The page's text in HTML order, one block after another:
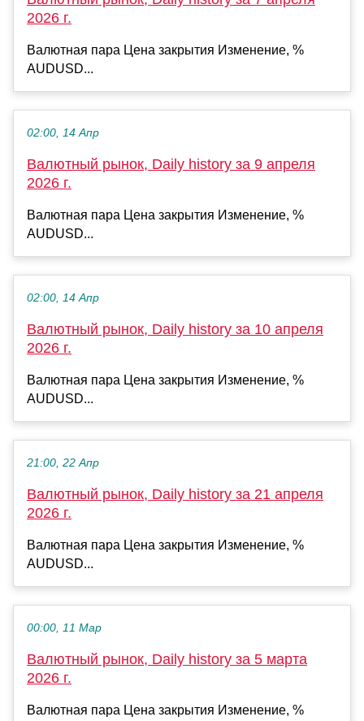
2026 г.
Валютная пара Цена закрытия Изменение, %
AUDUSD...
02:00, 14 Апр
Валютный рынок, Daily history за 9 апреля
2026 г.
Валютная пара Цена закрытия Изменение, %
AUDUSD...
02:00, 14 Апр
Валютный рынок, Daily history за 10 апреля
2026 г.
Валютная пара Цена закрытия Изменение, %
AUDUSD...
21:00, 22 Апр
Валютный рынок, Daily history за 21 апреля
2026 г.
Валютная пара Цена закрытия Изменение, %
AUDUSD...
00:00, 11 Мар
Валютный рынок, Daily history за 5 марта
2026 г.
Валютная пара Цена закрытия Изменение, %